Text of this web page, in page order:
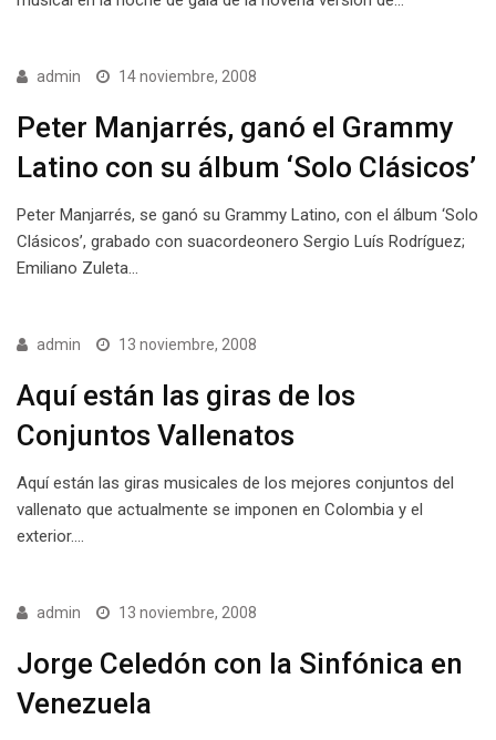
admin 14 noviembre, 2008
Peter Manjarrés, ganó el Grammy
Latino con su álbum ‘Solo Clásicos’
Peter Manjarrés, se ganó su Grammy Latino, con el álbum ‘Solo
Clásicos’, grabado con suacordeonero Sergio Luís Rodríguez;
Emiliano Zuleta…
admin 13 noviembre, 2008
Aquí están las giras de los
Conjuntos Vallenatos
Aquí están las giras musicales de los mejores conjuntos del
vallenato que actualmente se imponen en Colombia y el
exterior.…
admin 13 noviembre, 2008
Jorge Celedón con la Sinfónica en
Venezuela